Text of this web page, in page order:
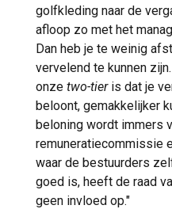
golfkleding naar de
afloop zo met het
Dan heb je te weinig
vervelend te kunnen
onze two-tieris dat je
beloont, gemakkelijker
beloning wordt immers
remuneratiecommissie
waar de bestuurders
goed is, heeft de raad
geen invloed op."